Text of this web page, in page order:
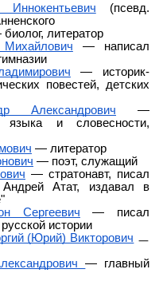
(псевд.
литератор
— написал
— историк-
повестей, детских
Александрович —
языка и словесности,
— литератор
— поэт, служащий
— стратонавт, писал
Атат, издавал в
Сергеевич — писал
истории
(Юрий) Викторович ㅡ
— главный